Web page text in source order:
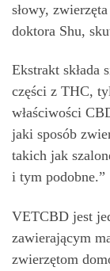
słowy,
doktora Shu,
Ekstrakt składa
części z THC,
właściwości
jaki sposób
takich jak
i tym podobne.”
VETCBD jest
zawierającym
zwierzętom